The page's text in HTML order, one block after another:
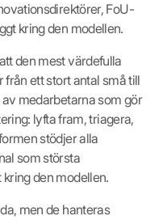
FoU-
kring den modellen.
den mest värdefulla
ett stort antal små till
medarbetarna som gör
lyfta fram, triagera,
stödjer alla
som största
den modellen.
men de hanteras